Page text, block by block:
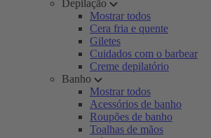
Depilação
Mostrar todos
Cera fria e quente
Giletes
Cuidados com o barbear
Creme depilatório
Banho
Mostrar todos
Acessórios de banho
Roupões de banho
Toalhas de mãos